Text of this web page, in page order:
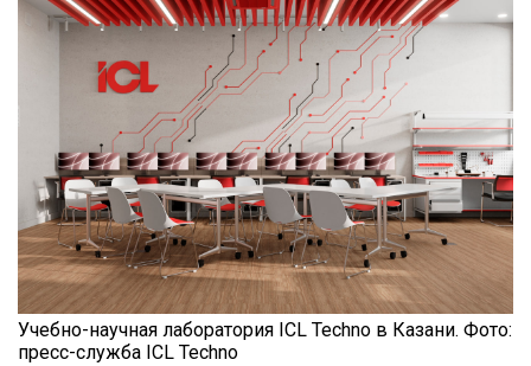
Учебно-научная лаборатория ICL Techno в Казани. Фото:
пресс-служба ICL Techno